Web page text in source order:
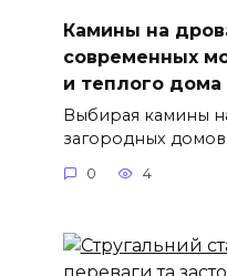
Камины на
современных
и теплого дома
Выбирая камины
загородных домов
0 4